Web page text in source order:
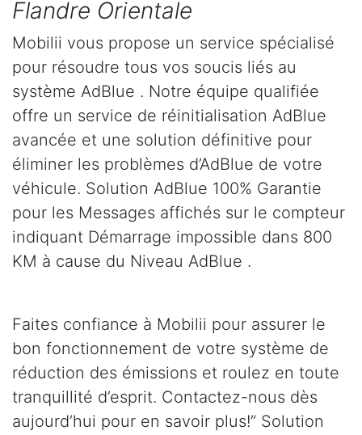
Flandre Orientale
Mobilii vous propose un service spécialisé
pour résoudre tous vos soucis liés au
système AdBlue . Notre équipe qualifiée
offre un service de réinitialisation AdBlue
avancée et une solution définitive pour
éliminer les problèmes d’AdBlue de votre
véhicule. Solution AdBlue 100% Garantie
pour les Messages affichés sur le compteur
indiquant Démarrage impossible dans 800
KM à cause du Niveau AdBlue .
Faites confiance à Mobilii pour assurer le
bon fonctionnement de votre système de
réduction des émissions et roulez en toute
tranquillité d’esprit. Contactez-nous dès
aujourd’hui pour en savoir plus!” Solution